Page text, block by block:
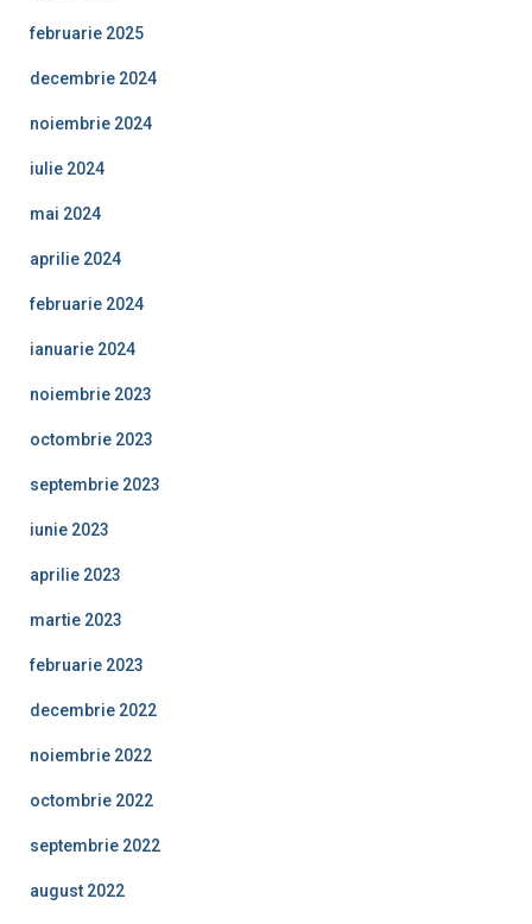
februarie 2025
decembrie 2024
noiembrie 2024
iulie 2024
mai 2024
aprilie 2024
februarie 2024
ianuarie 2024
noiembrie 2023
octombrie 2023
septembrie 2023
iunie 2023
aprilie 2023
martie 2023
februarie 2023
decembrie 2022
noiembrie 2022
octombrie 2022
septembrie 2022
august 2022